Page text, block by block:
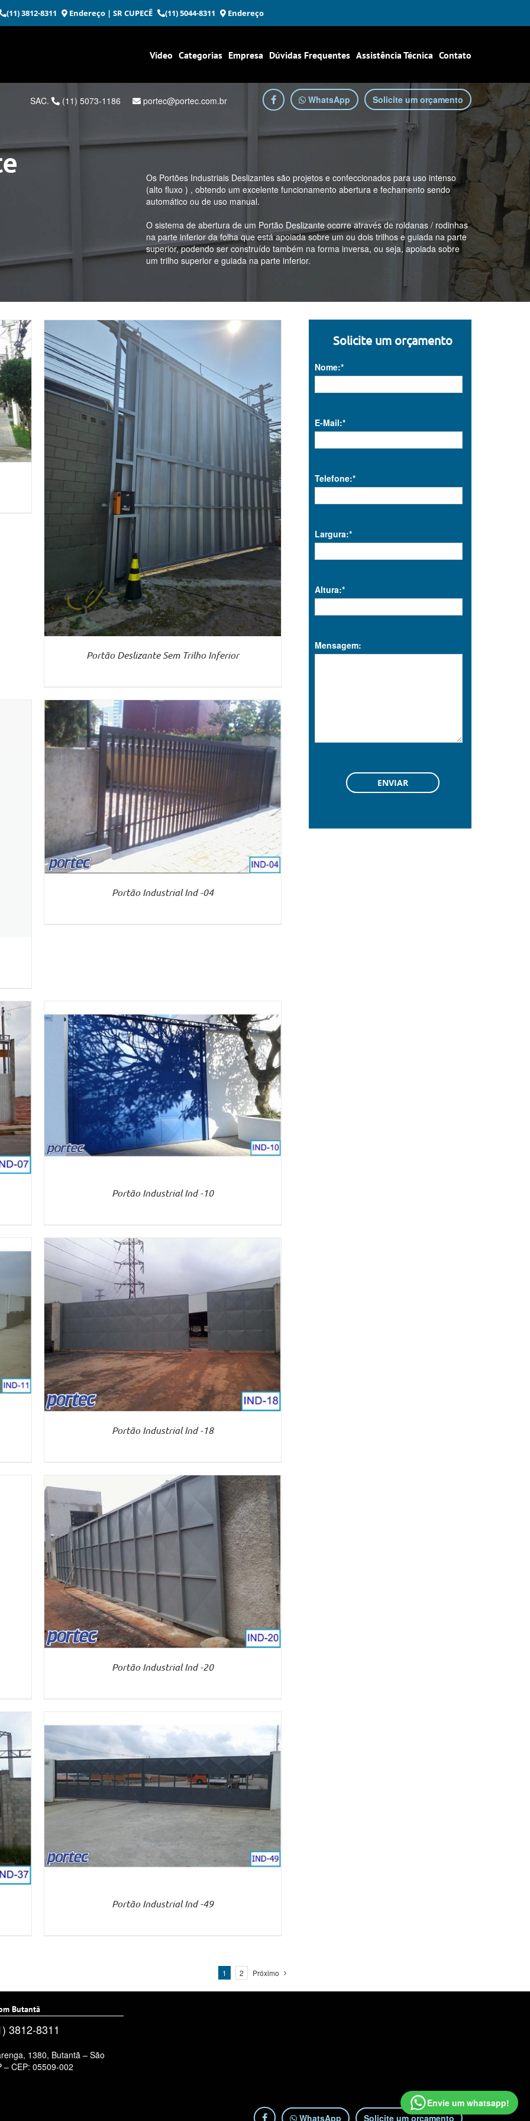
(11) 3812-8311 Endereço | SR CUPECÊ (11) 5044-8311 Endereço
Vídeo Categorias Empresa Dúvidas Frequentes Assistência Técnica Contato
SAC. (11) 5073-1186 portec@portec.com.br WhatsApp Solicite um orçamento
Os Portões Industriais Deslizantes são projetos e confeccionados para uso intenso
(alto fluxo ) , obtendo um excelente funcionamento abertura e fechamento sendo
automático ou de uso manual.
O sistema de abertura de um Portão Deslizante ocorre através de roldanas / rodinhas
na parte inferior da folha que está apoiada sobre um ou dois trilhos e guiada na parte
superior, podendo ser construído também na forma inversa, ou seja, apoiada sobre
um trilho superior e guiada na parte inferior.
Portão Deslizante Sem Trilho Inferior
Portão Industrial Ind -04
Portão Industrial Ind -10
Portão Industrial Ind -18
Portão Industrial Ind -20
Portão Industrial Ind -49
1 2 Próximo
Solicite um orçamento
Nome:*
E-Mail:*
Telefone:*
Largura:*
Altura:*
Mensagem:
Butantã
3812-8311
1380, Butantã – São
– CEP: 05509-002
WhatsApp Solicite um orçamento
Envie um whatsapp!